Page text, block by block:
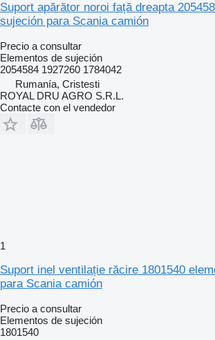
Suport apărător noroi față dreapta
sujeción para Scania camión
Precio a consultar
Elementos de sujeción
2054584 1927260 1784042
Rumanía, Cristesti
ROYAL DRU AGRO S.R.L.
Contacte con el vendedor
1
Suport inel ventilație răcire 1801540
para Scania camión
Precio a consultar
Elementos de sujeción
1801540